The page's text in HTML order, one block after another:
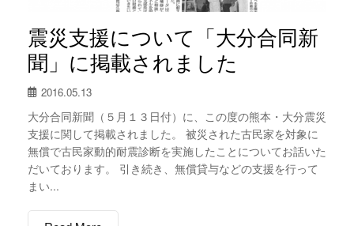
震災支援について「大分合同新
聞」に掲載されました
2016.05.13
大分合同新聞（５月１３日付）に、この度の熊本・大分震災
支援に関して掲載されました。 被災された古民家を対象に
無償で古民家動的耐震診断を実施したことについてお話いた
だいております。 引き続き、無償貸与などの支援を行って
まい...